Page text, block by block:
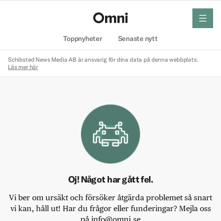
Toppnyheter Senaste nytt
meny
Schibsted News Media AB är ansvarig för dina data på denna webbplats.
Läs mer här
Oj! Något har gått fel.
Vi ber om ursäkt och försöker åtgärda problemet så snart
vi kan, håll ut! Har du frågor eller funderingar? Mejla oss